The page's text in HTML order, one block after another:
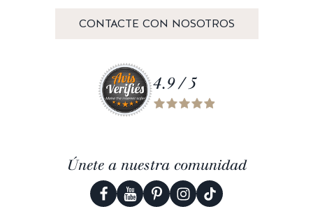
CONTACTE CON NOSOTROS
4.9 / 5
Únete a nuestra comunidad